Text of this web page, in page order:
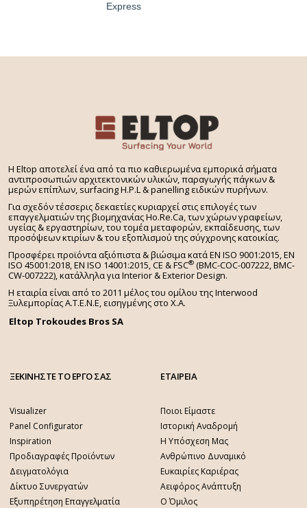
Express
H Eltop αποτελεί ένα από τα πιο καθιερωμένα εμπορικά σήματα
αντιπροσωπιών αρχιτεκτονικών υλικών, παραγωγής πάγκων &
μερών επίπλων, surfacing H.P.L & panelling ειδικών πυρήνων.
Για σχεδόν τέσσερις δεκαετίες κυριαρχεί στις επιλογές των
επαγγελματιών της βιομηχανίας Ho.Re.Ca, των χώρων γραφείων,
υγείας & εργαστηρίων, του τομέα μεταφορών, εκπαίδευσης, των
προσόψεων κτιρίων & του εξοπλισμού της σύγχρονης κατοικίας.
Προσφέρει προϊόντα αξιόπιστα & βιώσιμα κατά EN ISO 9001:2015, EN
ISO 45001:2018, EN ISO 14001:2015,CE & FSC® (BMC-COC-007222, BMC-
CW-007222), κατάλληλα για Interior & Exterior Design.
Η εταιρία είναι από το 2011 μέλος του ομίλου της Interwood
Ξυλεμπορίας Α.Τ.Ε.Ν.Ε, εισηγμένης στο Χ.A.
Eltop Trokoudes Bros SA
ΞΕΚΙΝΗΣΤΕ ΤΟ ΕΡΓΟ ΣΑΣ
Visualizer
Panel Configurator
Inspiration
Προδιαγραφές Προϊόντων
Δειγματολόγια
Δίκτυο Συνεργατών
Εξυπηρέτηση Επαγγελματία
ΕΤΑΙΡΕΙΑ
Ποιοι Είμαστε
Ιστορική Αναδρομή
Η Υπόσχεση Μας
Ανθρώπινο Δυναμικό
Ευκαιρίες Καριέρας
Αειφόρος Ανάπτυξη
Ο Όμιλος